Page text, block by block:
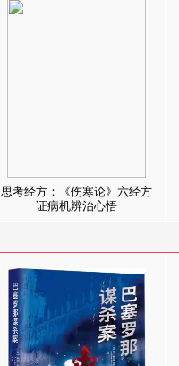
思考经方：《伤寒论》六经方
证病机辨治心悟